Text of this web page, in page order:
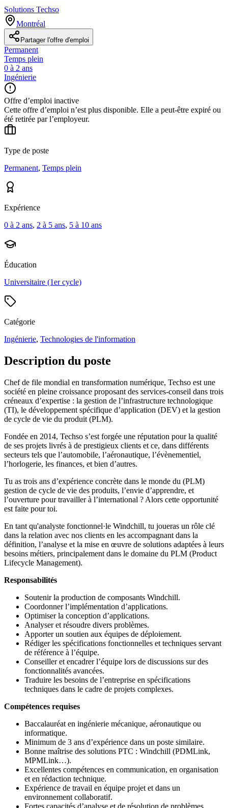
Solutions Techso
Montréal
Partager l'offre d'emploi
Permanent
Temps plein
0 à 2 ans
Ingénierie
Offre d’emploi inactive
Cette offre d’emploi n’est plus disponible. Elle a peut-être expiré ou
été retirée par l’employeur.
Type de poste
Permanent, Temps plein
Expérience
0 à 2 ans, 2 à 5 ans, 5 à 10 ans
Éducation
Universitaire (1er cycle)
Catégorie
Ingénierie, Technologies de l'information
Description du poste
Chef de file mondial en transformation numérique, Techso est une
société en pleine croissance proposant des services-conseil dans trois
créneaux d’expertise : la gestion de l’infrastructure technologique
(TI), le développement spécifique d’application (DEV) et la gestion
de cycle de vie du produit (PLM).
Fondée en 2014, Techso s’est forgée une réputation pour la qualité
de ses projets livrés à de prestigieux clients et ce, dans différents
secteurs tels que l’automobile, l’aéronautique, l’évènementiel,
l’horlogerie, les finances, et bien d’autres.
Tu as trois ans d’expérience concrète dans le monde du (PLM)
gestion de cycle de vie des produits, l’envie d’apprendre, et
l’ouverture pour travailler à l’international ? Alors cette opportunité
est faite pour toi.
En tant qu'analyste fonctionnel·le Windchill, tu joueras un rôle clé
dans la relation avec nos clients en les accompagnant dans la
définition, l’analyse et la mise en œuvre de solutions adaptées à leurs
besoins métiers, principalement dans le domaine du PLM (Product
Lifecycle Management).
Responsabilités
Soutenir la production de composants Windchill.
Coordonner l’implémentation d’applications.
Optimiser la conception d’applications.
Analyser et résoudre divers problèmes.
Apporter un soutien aux équipes de déploiement.
Rédiger les spécifications fonctionnelles et techniques servant
de référence à l’équipe.
Conseiller et encadrer l’équipe lors de discussions sur des
fonctionnalités avancées.
Traduire les besoins de l’entreprise en spécifications
techniques dans le cadre de projets complexes.
Compétences requises
Baccalauréat en ingénierie mécanique, aéronautique ou
informatique.
Minimum de 3 ans d’expérience dans un poste similaire.
Bonne maîtrise des solutions PTC : Windchill (PDMLink,
MPMLink…).
Excellentes compétences en communication, en organisation
et en rédaction technique.
Expérience de travail en équipe projet et dans un
environnement collaboratif.
Fortes capacités d’analyse et de résolution de problèmes.